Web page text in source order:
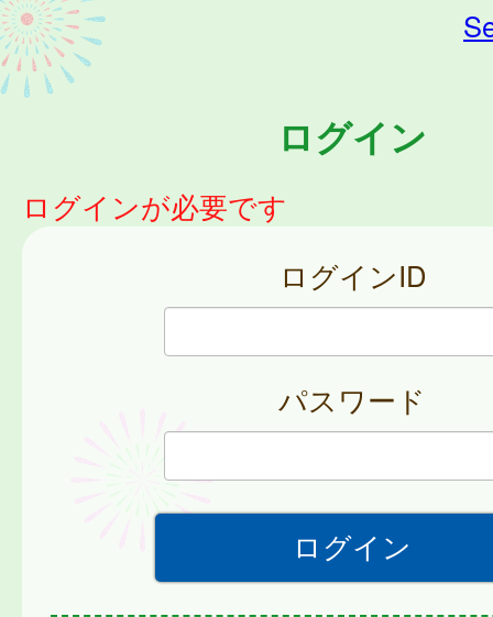
ログイン
ログインが必要です
ログインID
パスワード